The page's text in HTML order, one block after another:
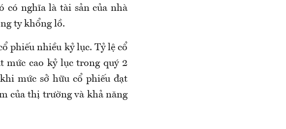
có nghĩa là tài sản của nhà
ty khổng lồ.
phiếu nhiều kỷ lục. Tỷ lệ cổ
mức cao kỷ lục trong quý 2
mức sở hữu cổ phiếu đạt
của thị trường và khả năng